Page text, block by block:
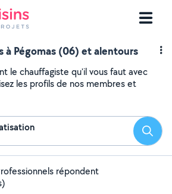
à Pégomas (06) et alentours
le chauffagiste qu'il vous faut avec
les profils de nos membres et
répondent